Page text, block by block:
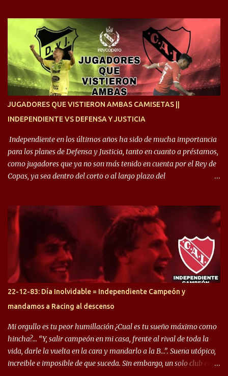
ojalá sea lo mejor para el club y para mí. Independiente va a estar
siempre en mi corazón”. 🎙️“Siempre que me tocó vestir la camiseta
quise dar lo mejor. Si me toca marcharme, estoy agradecido al
hincha”. 🎙️“El equipo hizo un gran trabajo, quedó demostrado en el
resultado. Es nuestro segundo partido, en la pretemporada nos
enfocamos en la preparación física. El grupo está encontrando la
JUGADORES QUE VISTIERON AMBAS CAMISETAS ||
INDEPENDIENTE VS DEFENSA Y JUSTICIA
Independiente en los últimos años ha sido de mucha importancia
para los planes de Defensa y Justicia, tanto en cuanto a préstamos,
como jugadores que ya no son más tenido en cuenta por el Rey de
Copas, ya sea dentro del corto o al largo plazo del
Halcón de Varela, como lo es Brian Romero, quien paso a
préstamo allí durante el último mercado de pases y ha rendido de
gran manera, convirtiendo goles importantes, sobre todo en la
copa sudamericana. Pero no sucedió lo mismo en cuanto al
rendimiento que ha producido en el Rojo. Pasando a jugadores que
jugaron en Defensa y ahora están en el rojo, tenemos a la dupla
Gastón Togni y Domingo Blanco, donde ambos explotaron
futbolísticamente hablando en el equipo de Varela, donde, por
ejemplo, el caso de Mingo llego a ser tenido en cuenta para el
Seleccionado Argentino, rendimiento que aún no ha logrado
mostrar en Independiente. En e...
22-12-83: Día Inolvidable = Independiente Campeón y
mandamos a Racing al descenso
Mi orgullo es tu peor humillación ¿Cual es tu sueño máximo como
hincha?… “Y, salir campeón en mi casa, frente al rival de toda la
vida, darle la vuelta en la cara y mandarlo a la B…”. Suena utópico,
increible e imposible de que suceda. Sin embargo, un solo club en el